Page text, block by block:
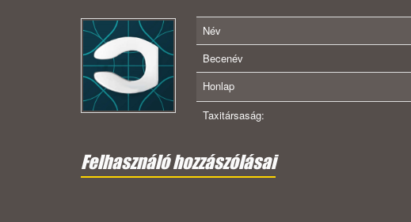
Név
Becenév
Honlap
Taxitársaság:
Felhasználó hozzászólásai